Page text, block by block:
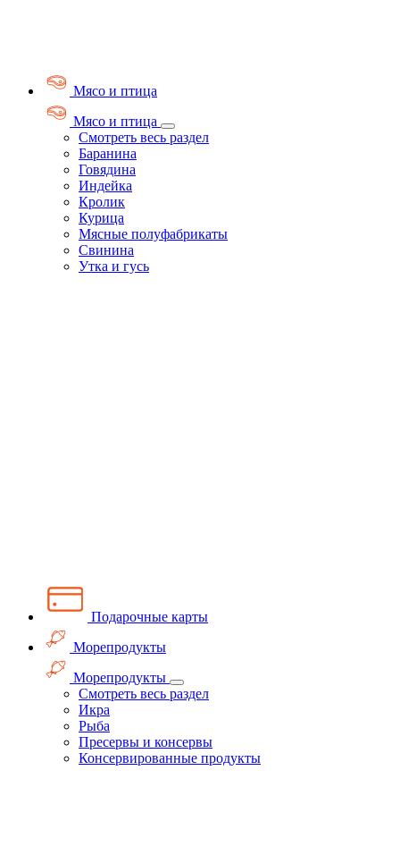
Мясо и птица
Мясо и птица
Смотреть весь раздел
Баранина
Говядина
Индейка
Кролик
Курица
Мясные полуфабрикаты
Свинина
Утка и гусь
Подарочные карты
Морепродукты
Морепродукты
Смотреть весь раздел
Икра
Рыба
Пресервы и консервы
Консервированные продукты